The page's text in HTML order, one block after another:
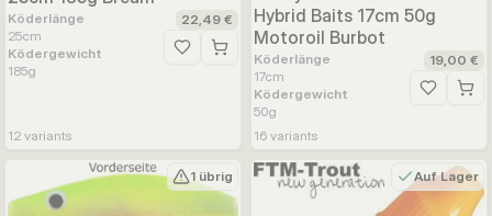
Köderlänge
25cm
Ködergewicht
185g
22,49 €
Zur Wunschliste hinzufügen
12 variants
Hybrid Baits 17cm 50g
Motoroil Burbot
Köderlänge
17cm
Ködergewicht
50g
19,00 €
Zur
16 variants
1 übrig Auf Lager